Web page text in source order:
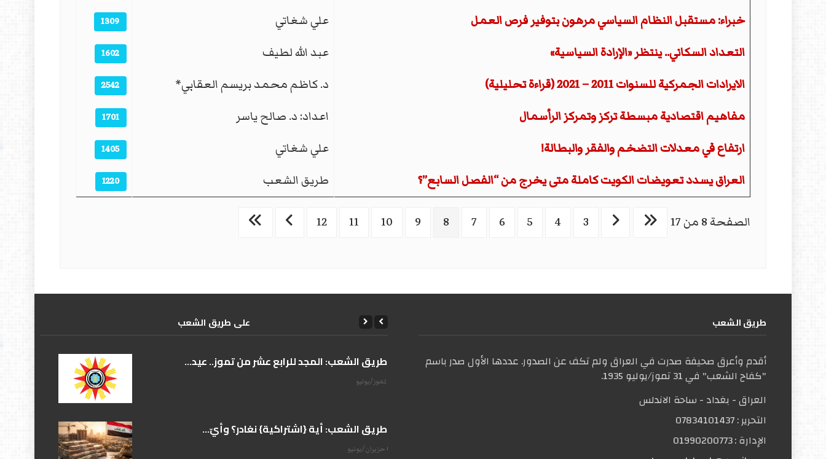
خبراء: مستقبل النظام السياسي مرهون بتوفير فرص العمل علي شغاتي 1309
التعداد السكاني.. ينتظر «الإرادة السياسية» عبد الله لطيف 1602
الايرادات الجمركية للسنوات 2011 – 2021 (قراءة تحليلية) د. كاظم محمد بريسم العقابي* 2542
مفاهيم اقتصادية مبسطة تركز وتمركز الرأسمال اعداد: د. صالح ياسر 1701
ارتفاع في معدلات التضخم والفقر والبطالة! علي شغاتي 1405
العراق يسدد تعويضات الكويت كاملة متى يخرج من “الفصل السابع”؟ طريق الشعب 1220
الصفحة 8 من 17 3
4
5
6
7
8
9
10
11
12
طریق الشعب
أقدم وأعرق صحيفة صدرت في العراق ولم تكف عن الصدور. عددها الأول صدر باسم
"كفاح الشعب" في 31 تموز/يوليو 1935.
العراق - بغداد - ساحة الاندلس
التحریر :07834101437
الإدارة :01990200773
علی طریق الشعب
على طريق الشعب: المجد للرابع عشر من تموز.. عيد...
على طريق الشعب: أية {اشتراكية} نغادر؟ وأيّ...
07 حزيران/يونيو